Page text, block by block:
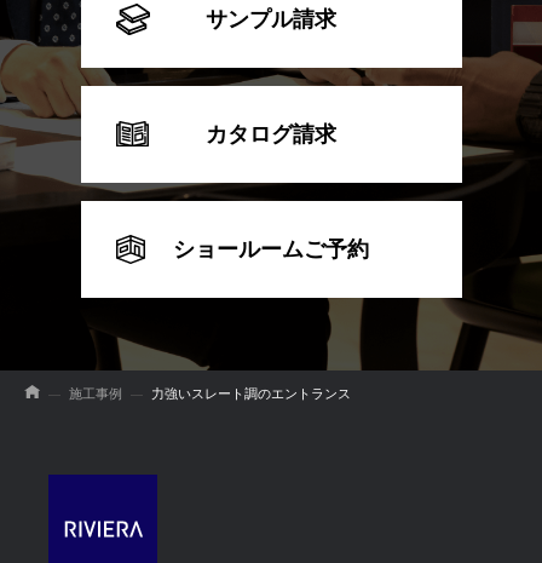
サンプル請求
カタログ請求
ショールームご予約
施工事例 力強いスレート調のエントランス